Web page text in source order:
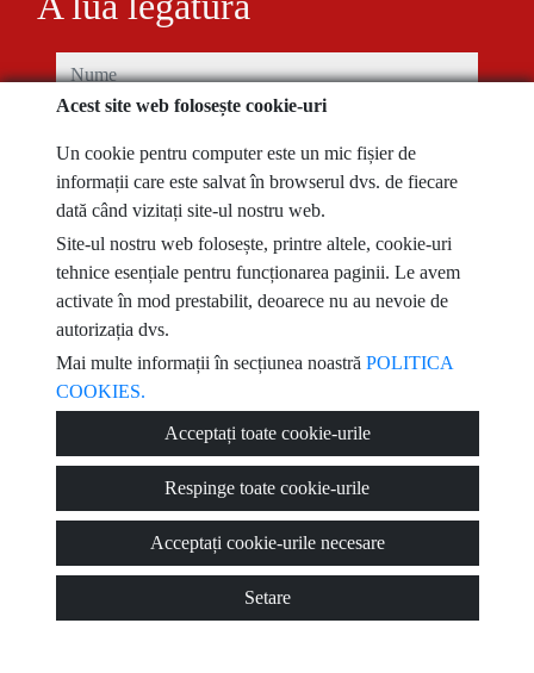
nume
e-mail
Am citit și accept condițiile de utilizare politica de confidențialitate
mesaj
Trimite
Acest site web folosește cookie-uri
Un cookie pentru computer este un mic fișier de
informații care este salvat în browserul dvs. de fiecare
dată când vizitați site-ul nostru web.
Site-ul nostru web folosește, printre altele, cookie-uri
tehnice esențiale pentru funcționarea paginii. Le avem
activate în mod prestabilit, deoarece nu au nevoie de
autorizația dvs.
Mai multe informații în secțiunea noastră POLITICA
COOKIES.
Acceptați toate cookie-urile
Respinge toate cookie-urile
Acceptați cookie-urile necesare
Setare